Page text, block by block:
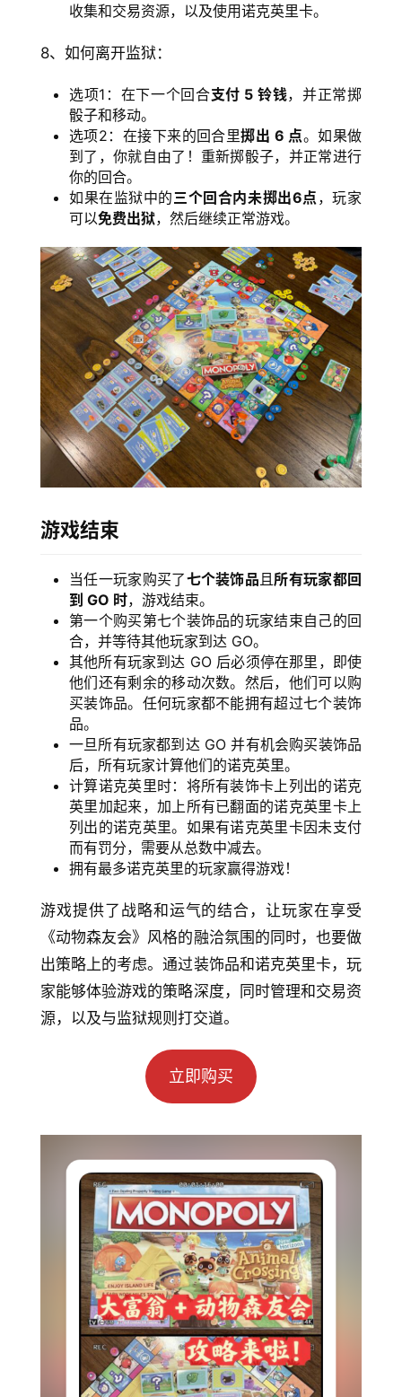
收集和交易资源，以及使用诺克英里卡。
8、如何离开监狱：
选项1：在下一个回合支付 5 铃钱，并正常掷
骰子和移动。
选项2：在接下来的回合里掷出 6 点。如果做
到了，你就自由了！重新掷骰子，并正常进行
你的回合。
如果在监狱中的三个回合内未掷出6点 ，玩家
可以免费出狱，然后继续正常游戏。
游戏结束
当任一玩家购买了七个装饰品且所有玩家都回
到 GO 时，游戏结束。
第一个购买第七个装饰品的玩家结束自己的回
合，并等待其他玩家到达 GO。
其他所有玩家到达 GO 后必须停在那里，即使
他们还有剩余的移动次数。然后，他们可以购
买装饰品。任何玩家都不能拥有超过七个装饰
品。
一旦所有玩家都到达 GO 并有机会购买装饰品
后，所有玩家计算他们的诺克英里。
计算诺克英里时：将所有装饰卡上列出的诺克
英里加起来，加上所有已翻面的诺克英里卡上
列出的诺克英里。如果有诺克英里卡因未支付
而有罚分，需要从总数中减去。
拥有最多诺克英里的玩家赢得游戏！
游戏提供了战略和运气的结合，让玩家在享受
《动物森友会》风格的融洽氛围的同时，也要做
出策略上的考虑。通过装饰品和诺克英里卡，玩
家能够体验游戏的策略深度，同时管理和交易资
源，以及与监狱规则打交道。
立即购买